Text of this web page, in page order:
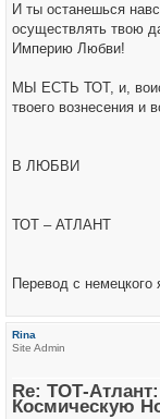
И ты останешься
осуществлять твою
Империю Любви!
МЫ ЕСТЬ ТОТ, и,
твоего вознесения и
В ЛЮБВИ
ТОТ – АТЛАНТ
Перевод с немецкого
Rina
Site Admin
Re: ТОТ-
Космическую